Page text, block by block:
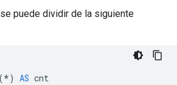
puede dividir de la siguiente
(*) AS cnt